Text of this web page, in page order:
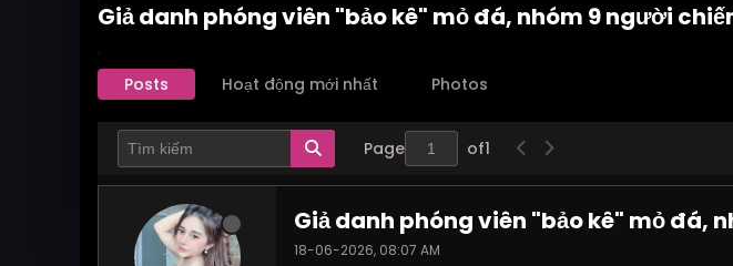
Giả danh phóng viên "bảo kê" mỏ đá, nhóm 9 người
Posts Hoạt động mới nhất Photos
Page of1
Giả danh phóng viên "bảo kê" mỏ đá,
18-06-2026, 08:07 AM